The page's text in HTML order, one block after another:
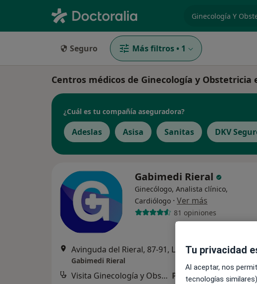
especialidad,
Seguro Más filtros • 1
Centros médicos de Ginecología y Obstetricia
¿Cuál es tu compañía aseguradora?
Adeslas Asisa Sanitas DKV
Gabimedi Rieral
Ginecólogo, Analista clínico,
Cardiólogo · Ver más
81 opiniones
Avinguda del Rieral, 87-91, Lloret de Mar •Mapa
Gabimedi Rieral
Visita Ginecología y Obstetricia Precio sin especificar
Tu privacidad
Al aceptar, nos
tecnologías